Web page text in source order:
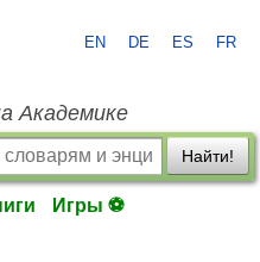
EN DE ES FR
Академике
Найти!
Игры ⚽